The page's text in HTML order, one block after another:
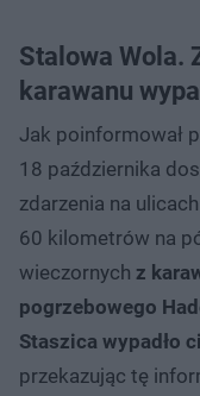
Stalowa Wola.
karawanu
Jak poinformował
18 października
zdarzenia na
60 kilometrów na
wieczornych z
pogrzebowego
Staszica wypadło
przekazując tę